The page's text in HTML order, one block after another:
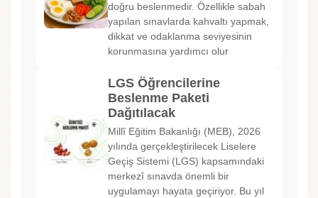
doğru beslenmedir. Özellikle sabah
yapılan sınavlarda kahvaltı yapmak,
dikkat ve odaklanma seviyesinin
korunmasına yardımcı olur
LGS Öğrencilerine
Beslenme Paketi
Dağıtılacak
Millî Eğitim Bakanlığı (MEB), 2026
yılında gerçekleştirilecek Liselere
Geçiş Sistemi (LGS) kapsamındaki
merkezî sınavda önemli bir
uygulamayı hayata geçiriyor. Bu yıl